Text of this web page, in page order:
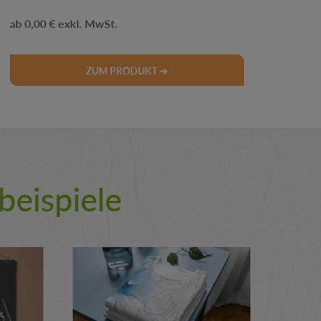
Regulärer Preis:
0,00 €
ZUM PRODUKT ➔